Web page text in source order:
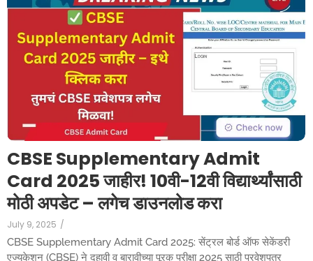
CBSE Supplementary Admit
Card 2025 जाहीर! 10वी-12वी विद्यार्थ्यांसाठी
मोठी अपडेट – लगेच डाउनलोड करा
July 9, 2025 /
CBSE Supplementary Admit Card 2025: सेंट्रल बोर्ड ऑफ सेकेंडरी
एज्युकेशन (CBSE) ने दहावी व बारावीच्या पूरक परीक्षा 2025 साठी प्रवेशपत्र